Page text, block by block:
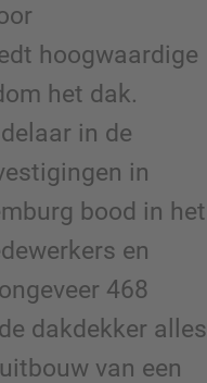
hoogwaardige
het dak.
in de
in
bood in het
en
468
dakdekker alles
van een